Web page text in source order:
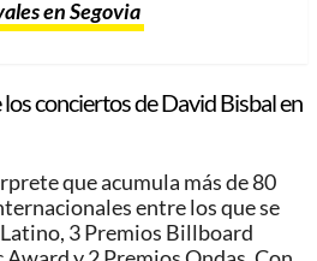
en Segovia
conciertos de David Bisbal en
que acumula más de 80
entre los que se
3 Premios Billboard